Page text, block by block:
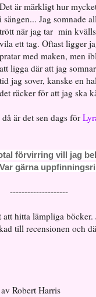
Det är märkligt hur
i sängen... Jag somnade
trött när jag tar min
vila ett tag. Oftast ligger
pratar med maken, men
att ligga där att jag
tid jag sover, kanske en
det räcker för att jag ska
är det sen dags för
förvirring vill jag
gärna
--------------------
hitta lämpliga böcker.
till recensionen och
av Robert Harris